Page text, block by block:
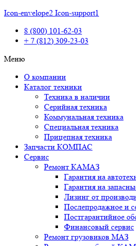
Icon-envelope2 Icon-support1
8 (800) 101-62-03
+ 7 (812) 309-23-03
Меню
О компании
Каталог техники
Техника в наличии
Серийная техника
Коммунальная техника
Специальная техника
Прицепная техника
Запчасти КОМПАС
Сервис
Ремонт КАМАЗ
Гарантия на
Гарантия на
Лизинг от
Послепродажное и
Постгарантийное
Финансовый сервис
Ремонт грузовиков МАЗ